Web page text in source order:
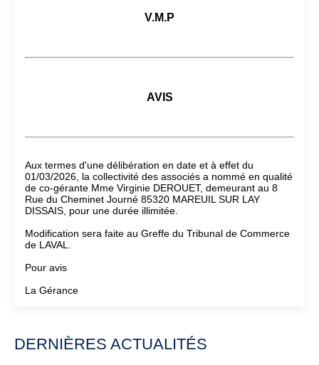
V.M.P
AVIS
Aux termes d'une délibération en date et à effet du
01/03/2026, la collectivité des associés a nommé en qualité
de co-gérante Mme Virginie DEROUET, demeurant au 8
Rue du Cheminet Journé 85320 MAREUIL SUR LAY
DISSAIS, pour une durée illimitée.
Modification sera faite au Greffe du Tribunal de Commerce
de LAVAL.
Pour avis
La Gérance
DERNIÈRES ACTUALITÉS